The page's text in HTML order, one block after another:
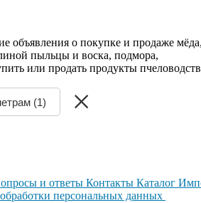
объявления о покупке и продаже
пыльцы и воска, подмора,
или продать продукты
(1)
и ответы Контакты Каталог
персональных данных